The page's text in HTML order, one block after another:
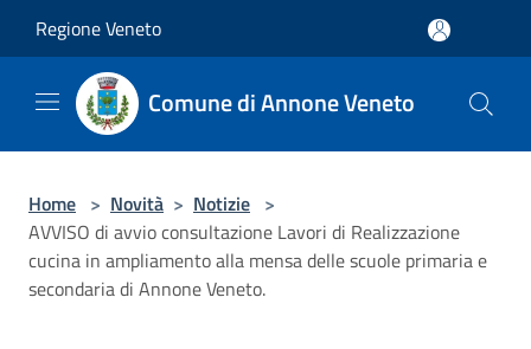
Regione Veneto
Comune di Annone Veneto
Home > Novità > Notizie >
AVVISO di avvio consultazione Lavori di Realizzazione
cucina in ampliamento alla mensa delle scuole primaria e
secondaria di Annone Veneto.